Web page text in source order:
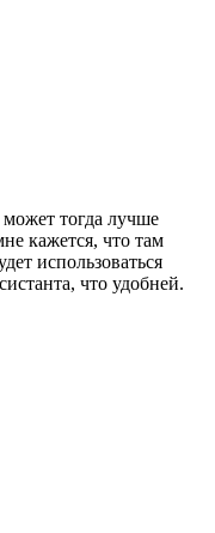
может тогда лучше
кажется, что там
использоваться
что удобней.